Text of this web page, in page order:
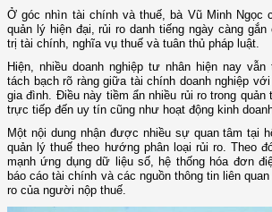
Ở góc nhìn tài chính và thuế, bà Vũ Minh Ngọc
quản lý hiện đại, rủi ro danh tiếng ngày càng
trị tài chính, nghĩa vụ thuế và tuân thủ pháp luật.
Hiện, nhiều doanh nghiệp tư nhân hiện nay
tách bạch rõ ràng giữa tài chính doanh nghiệp
gia đình. Điều này tiềm ẩn nhiều rủi ro trong
trực tiếp đến uy tín cũng như hoạt động kinh
Một nội dung nhận được nhiều sự quan tâm tại
quản lý thuế theo hướng phân loại rủi ro. Theo
mạnh ứng dụng dữ liệu số, hệ thống hóa đơn
báo cáo tài chính và các nguồn thông tin liên
ro của người nộp thuế.